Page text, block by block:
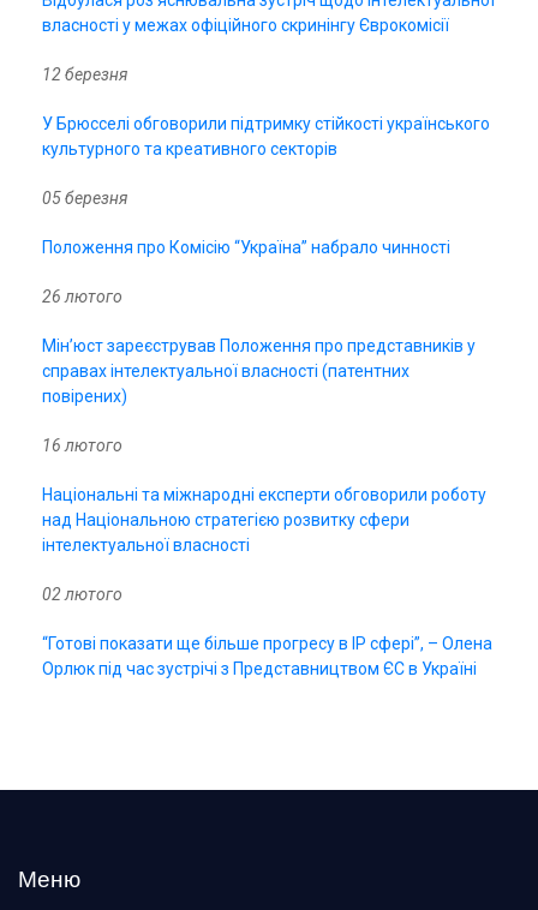
власності у межах офіційного скринінгу Єврокомісії
12 березня
У Брюсселі обговорили підтримку стійкості українського
культурного та креативного секторів
05 березня
Положення про Комісію “Україна” набрало чинності
26 лютого
Мін’юст зареєстрував Положення про представників у
справах інтелектуальної власності (патентних
повірених)
16 лютого
Національні та міжнародні експерти обговорили роботу
над Національною стратегією розвитку сфери
інтелектуальної власності
02 лютого
“Готові показати ще більше прогресу в IP сфері”, – Олена
Орлюк під час зустрічі з Представництвом ЄС в Україні
Меню